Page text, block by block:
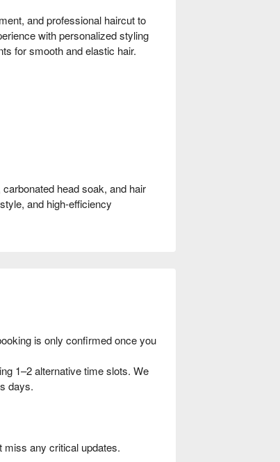
and professional haircut to
with personalized styling
for smooth and elastic hair.
head soak, and hair
and high-efficiency
is only confirmed once you
1–2 alternative time slots. We
days.
miss any critical updates.